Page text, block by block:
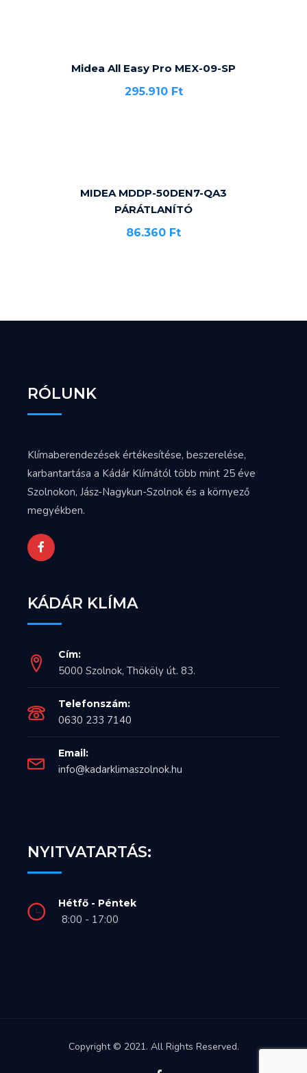
Midea All Easy Pro MEX-09-SP
295.910 Ft
MIDEA MDDP-50DEN7-QA3
PÁRÁTLANÍTÓ
86.360 Ft
RÓLUNK
Klímaberendezések értékesítése, beszerelése,
karbantartása a Kádár Klímától több mint 25 éve
Szolnokon, Jász-Nagykun-Szolnok és a környező
megyékben.
KÁDÁR KLÍMA
Cím:
5000 Szolnok, Thököly út. 83.
Telefonszám:
0630 233 7140
Email:
info@kadarklimaszolnok.hu
NYITVATARTÁS:
Hétfő - Péntek
8:00 - 17:00
Copyright © 2021. All Rights Reserved.